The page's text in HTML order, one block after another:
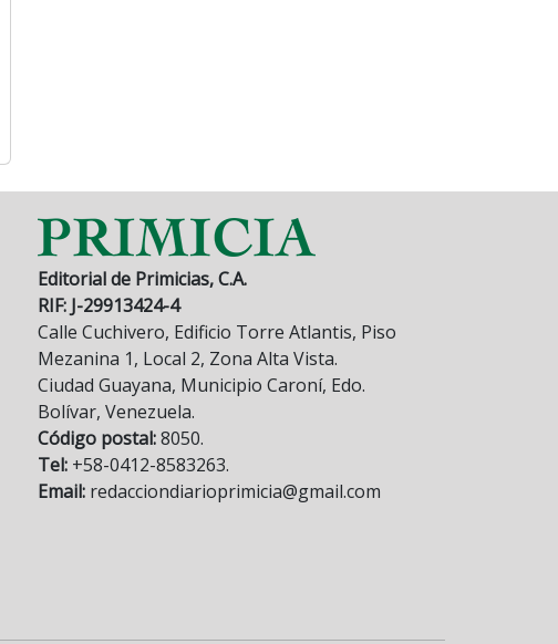
Editorial de Primicias, C.A.
RIF: J-29913424-4
Calle Cuchivero, Edificio Torre Atlantis, Piso
Mezanina 1, Local 2, Zona Alta Vista.
Ciudad Guayana, Municipio Caroní, Edo.
Bolívar, Venezuela.
Código postal:8050.
Tel: +58-0412-8583263.
Email: redacciondiarioprimicia@gmail.com